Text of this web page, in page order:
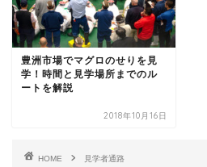
豊洲市場でマグロのせりを見
学！時間と見学場所までのル
ートを解説
2018年10月16日
HOME 見学者通路